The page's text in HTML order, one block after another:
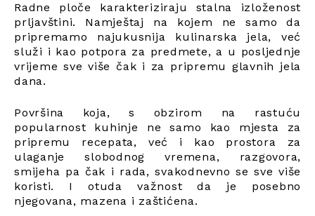
Radne ploče karakteriziraju stalna izloženost
prljavštini. Namještaj na kojem ne samo da
pripremamo najukusnija kulinarska jela, već
služi i kao potpora za predmete, a u posljednje
vrijeme sve više čak i za pripremu glavnih jela
dana.
Površina koja, s obzirom na rastuću
popularnost kuhinje ne samo kao mjesta za
pripremu recepata, već i kao prostora za
ulaganje slobodnog vremena, razgovora,
smijeha pa čak i rada, svakodnevno se sve više
koristi. I otuda važnost da je posebno
njegovana, mazena i zaštićena.